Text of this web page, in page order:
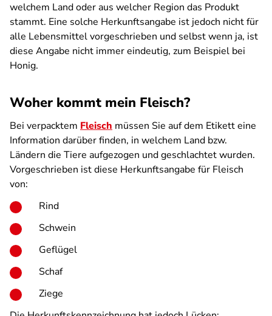
welchem Land oder aus welcher Region das Produkt
stammt. Eine solche Herkunftsangabe ist jedoch nicht für
alle Lebensmittel vorgeschrieben und selbst wenn ja, ist
diese Angabe nicht immer eindeutig, zum Beispiel bei
Honig.
Woher kommt mein Fleisch?
Bei verpacktem Fleisch müssen Sie auf dem Etikett eine
Information darüber finden, in welchem Land bzw.
Ländern die Tiere aufgezogen und geschlachtet wurden.
Vorgeschrieben ist diese Herkunftsangabe für Fleisch
von:
Rind
Schwein
Geflügel
Schaf
Ziege